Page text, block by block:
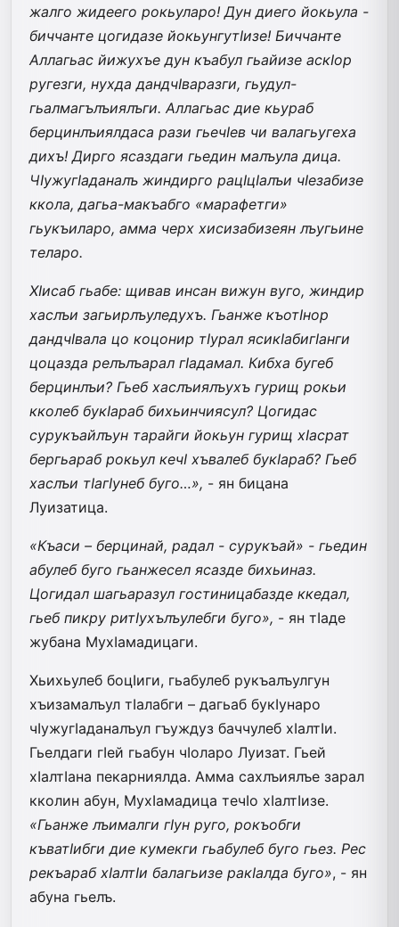
жалго жидеего рокьуларо! Дун диего йокьула -
биччанте цогидазе йокьунгутIизе! Биччанте
Аллагьас йижухъе дун къабул гьайизе аскIор
ругезги, нухда дандчIваразги, гьудул-
гьалмагълъиялъги. Аллагьас дие кьураб
берцинлъиялдаса рази гьечIев чи валагьугеха
дихъ! Дирго ясаздаги гьедин малъула дица.
ЧIужугIаданалъ жиндирго рацIцIалъи чIезабизе
ккола, дагьа-макъабго «марафетги»
гьукъиларо, амма черх хисизабизеян лъугьине
теларо.
ХIисаб гьабе: щивав инсан вижун вуго, жиндир
хаслъи загьирлъуледухъ. Гьанже къотIнор
дандчIвала цо коцонир тIурал ясикIабигIанги
цоцазда релълъарал гIадамал. Кибха бугеб
берцинлъи? Гьеб хаслъиялъухъ гурищ рокьи
кколеб букIараб бихьинчиясул? Цогидас
сурукъайлъун тарайги йокьун гурищ хIасрат
бергьараб рокьул кечI хъвалеб букIараб? Гьеб
хаслъи тIагIунеб буго…», - ян бицана
Луизатица.
«Къаси – берцинай, радал - сурукъай» - гьедин
абулеб буго гьанжесел ясазде бихьиназ.
Цогидал шагьаразул гостиницабазде ккедал,
гьеб пикру ритIухълъулебги буго», - ян тIаде
жубана МухIамадицаги.
Хьихьулеб боцIиги, гьабулеб рукъалъулгун
хъизамалъул тIалабги – дагьаб букIунаро
чIужугIаданалъул гъуждуз баччулеб хIалтIи.
Гьелдаги гIей гьабун чIоларо Луизат. Гьей
хIалтIана пекарниялда. Амма сахлъиялъе зарал
кколин абун, МухIамадица течIо хIалтIизе.
«Гьанже лъималги гIун руго, рокъобги
къватIибги дие кумекги гьабулеб буго гьез. Рес
рекъараб хIалтIи балагьизе ракIалда буго», - ян
абуна гьелъ.